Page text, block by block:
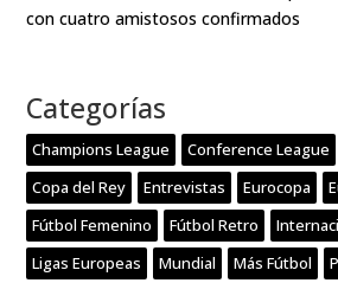
con cuatro amistosos confirmados
Categorías
Champions League Conference League
Copa del Rey
Entrevistas Eurocopa
Fútbol Femenino
Fútbol Retro
Ligas Europeas
Mundial Más Fútbol